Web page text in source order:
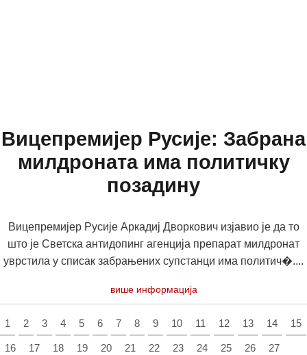
Вицепремијер Русије: Забрана
милдроната има политичку
позадину
Вицепремијер Русије Аркадиј Дворкович изјавио је да то
што је Светска антидопинг агенција препарат милдронат
уврстила у списак забрањених супстанци има политич�....
више информација
1 2 3 4 5 6 7 8 9 10 11 12 13 14 15
16 17 18 19 20 21 22 23 24 25 26 27